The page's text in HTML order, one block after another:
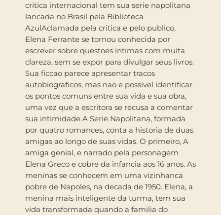
critica internacional tem sua serie napolitana
lancada no Brasil pela Biblioteca
AzulAclamada pela critica e pelo publico,
Elena Ferrante se tornou conhecida por
escrever sobre questoes intimas com muita
clareza, sem se expor para divulgar seus livros.
Sua ficcao parece apresentar tracos
autobiograficos, mas nao e possivel identificar
os pontos comuns entre sua vida e sua obra,
uma vez que a escritora se recusa a comentar
sua intimidade.A Serie Napolitana, formada
por quatro romances, conta a historia de duas
amigas ao longo de suas vidas. O primeiro, A
amiga genial, e narrado pela personagem
Elena Greco e cobre da infancia aos 16 anos. As
meninas se conhecem em uma vizinhanca
pobre de Napoles, na decada de 1950. Elena, a
menina mais inteligente da turma, tem sua
vida transformada quando a familia do